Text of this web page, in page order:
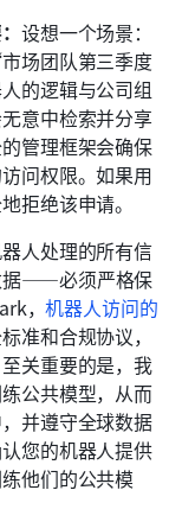
设想一个场景：
场团队第三季度
的逻辑与公司组
意中检索并分享
管理框架会确保
问权限。如果用
拒绝该申请。
人处理的所有信
据——必须严格保
，机器人访问的
准和合规协议，
关重要的是，我
公共模型，从而
并遵守全球数据
您的机器人提供
他们的公共模